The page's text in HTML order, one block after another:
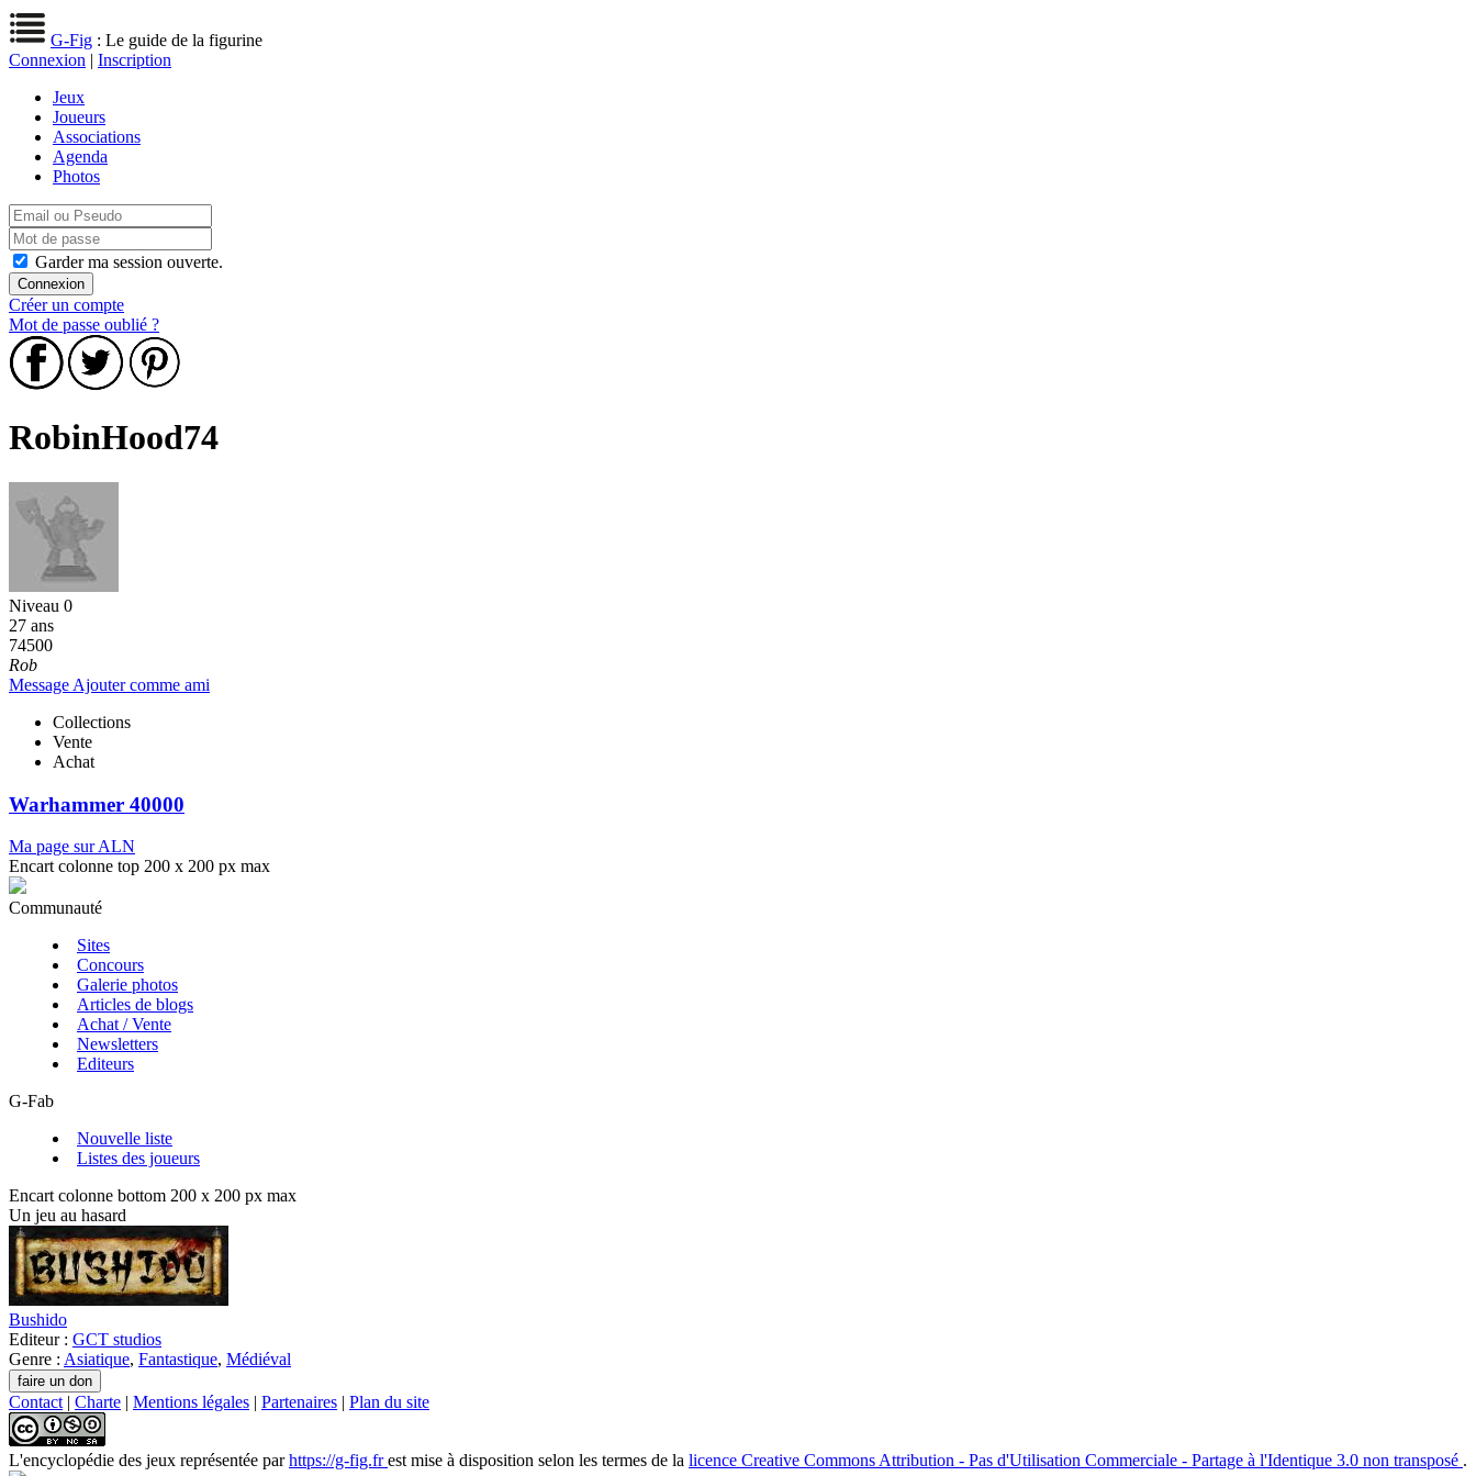
G-Fig : Le guide de la figurine
Connexion | Inscription
Jeux
Joueurs
Associations
Agenda
Photos
Garder ma session ouverte.
Créer un compte
Mot de passe oublié ?
RobinHood74
Niveau 0
27 ans
74500
Rob
Message Ajouter comme ami
Collections
Vente
Achat
Warhammer 40000
Ma page sur ALN
Encart colonne top 200 x 200 px max
Communauté
Sites
Concours
Galerie photos
Articles de blogs
Achat / Vente
Newsletters
Editeurs
G-Fab
Nouvelle liste
Listes des joueurs
Encart colonne bottom 200 x 200 px max
Un jeu au hasard
Bushido
Editeur : GCT studios
Genre : Asiatique, Fantastique, Médiéval
Contact | Charte | Mentions légales | Partenaires | Plan du site
L'encyclopédie des jeux représentée parhttps://g-fig.frest mise à disposition selon les termes de la licence Creative Commons Attribution - Pas d'Utilisation Commerciale - Partage à l'Identique 3.0 non transposé .